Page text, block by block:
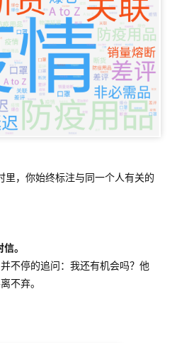
，你始终标注与同一个人有关的
。
不停的追问：我还有机会吗？他
不弃。